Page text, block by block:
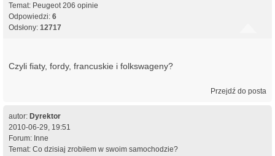
Temat: Peugeot 206 opinie
Odpowiedzi: 6
Odsłony: 12717
Czyli fiaty, fordy, francuskie i folkswageny?
Przejdź do posta
autor: Dyrektor
2010-06-29, 19:51
Forum: Inne
Temat: Co dzisiaj zrobiłem w swoim samochodzie?